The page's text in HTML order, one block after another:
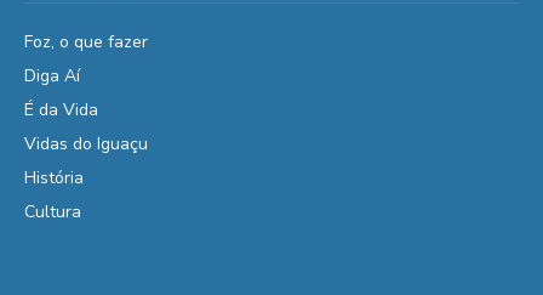
Foz, o que fazer
Diga Aí
É da Vida
Vidas do Iguaçu
História
Cultura